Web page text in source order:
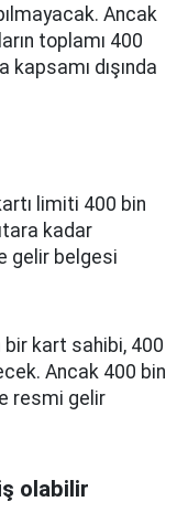
Ancak
toplamı 400
kapsamı dışında
limiti 400 bin
kadar
gelir belgesi
kart sahibi, 400
Ancak 400 bin
resmi gelir
olabilir